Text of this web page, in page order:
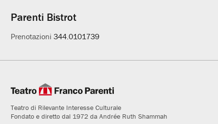
Parenti Bistrot
Prenotazioni344.0101739
Teatro di Rilevante Interesse Culturale
Fondato e diretto dal 1972 da Andrée Ruth Shammah